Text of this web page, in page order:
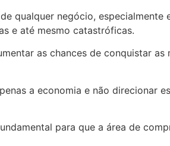
qualquer negócio, especialmente
e até mesmo catastróficas.
as chances de conquistar
a economia e não direcionar
para que a área de